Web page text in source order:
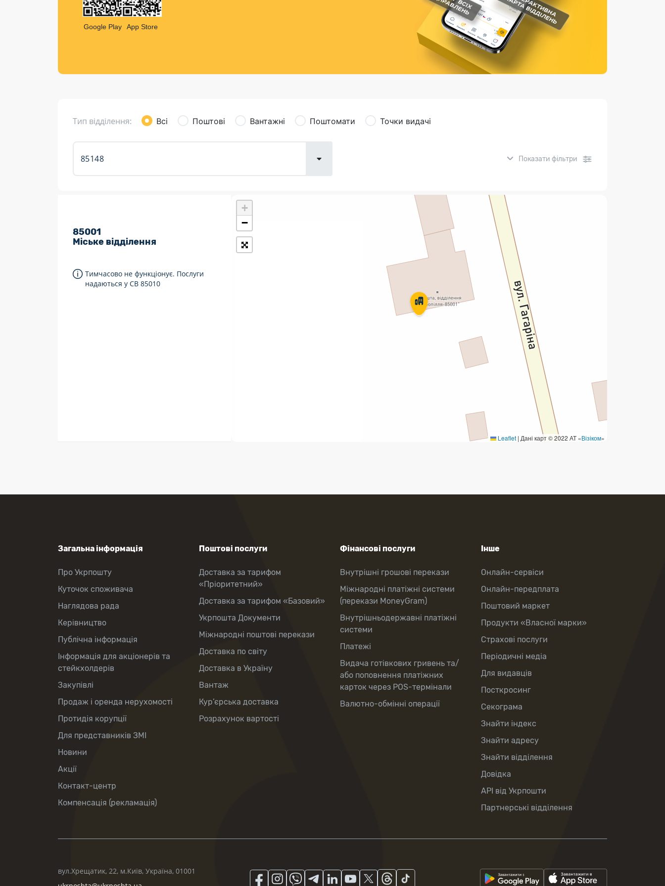
Листи та листівки
Кур’єрська доставка
Страхові послуги
Каталог «Укрпошта Маркет»
Google Play App Store
Тип відділення: Всі Поштові Вантажні Поштомати Точки видачі
Показати фільтри
7 днів на тиждень
Працюють у вихідні
Укрпошта Стандарт/тариф «Базовий»
Фінансові послуги:
Термінові перекази
Перекази
Комунальні та інші платежі
85001
Міське відділення
Тимчасово не функціонує. Послуги
надаються у СВ 85010
+
−
Leaflet | Дані карт © 2022 АТ «Візіком»
Загальна інформація
Про Укрпошту
Куточок споживача
Наглядова рада
Керівництво
Публічна інформація
Інформація для акціонерів та
стейкхолдерів
Закупівлі
Продаж і оренда нерухомості
Протидія корупції
Для представників ЗМІ
Новини
Акції
Контакт-центр
Компенсація (рекламація)
Поштові послуги
Доставка за тарифом
«Пріоритетний»
Доставка за тарифом «Базовий»
Укрпошта Документи
Міжнародні поштові перекази
Доставка по світу
Доставка в Україну
Вантаж
Кур’єрська доставка
Розрахунок вартості
Фінансові послуги
Внутрішні грошові перекази
Міжнародні платіжні системи
(перекази MoneyGram)
Внутрішньодержавні платіжні
системи
Платежі
Видача готівкових гривень та/
або поповнення платіжних
карток через POS-термінали
Валютно-обмінні операції
Інше
Онлайн-сервіси
Онлайн-передплата
Поштовий маркет
Продукти «Власної марки»
Страхові послуги
Періодичні медіа
Для видавців
Посткросинг
Секограма
Знайти індекс
Знайти адресу
Знайти відділення
Довідка
API від Укрпошти
Партнерські відділення
вул.Хрещатик, 22, м.Київ, Україна, 01001